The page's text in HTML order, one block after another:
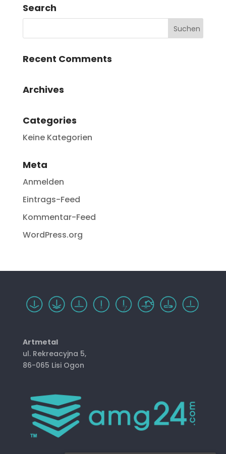
Search
Recent Comments
Archives
Categories
Keine Kategorien
Meta
Anmelden
Eintrags-Feed
Kommentar-Feed
WordPress.org
Artmetal
ul. Rekreacyjna 5,
86-065 Lisi Ogon